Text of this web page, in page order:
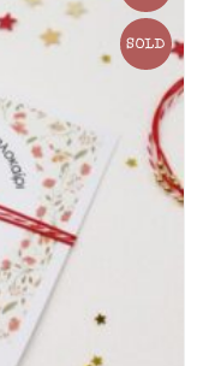
SOLD